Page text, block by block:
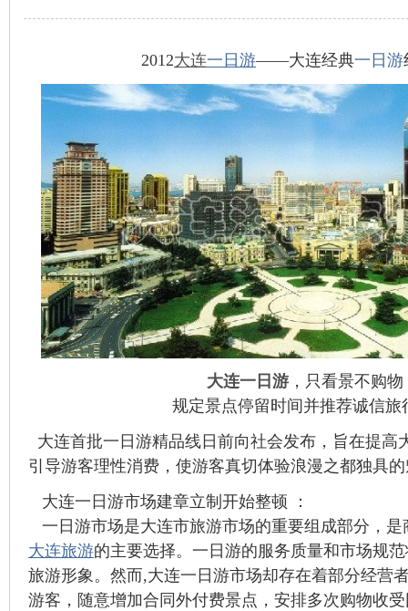
2012大连一日游——大连经典一日游
大连一日游 ，只看景不购物
规定景点停留时间并推荐诚信
大连首批一日游精品线日前向社会发布，旨在提高
引导游客理性消费，使游客真切体验浪漫之都独具
大连一日游市场建章立制开始整顿 ：
一日游市场是大连市旅游市场的重要组成部分，是
大连旅游的主要选择。一日游的服务质量和市场规
旅游形象。然而,大连一日游市场却存在着部分经营
游客，随意增加合同外付费景点，安排多次购物收